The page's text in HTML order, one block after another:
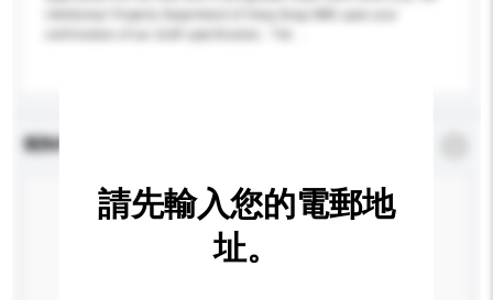
查詢內容
請先輸入您的電郵地
址。